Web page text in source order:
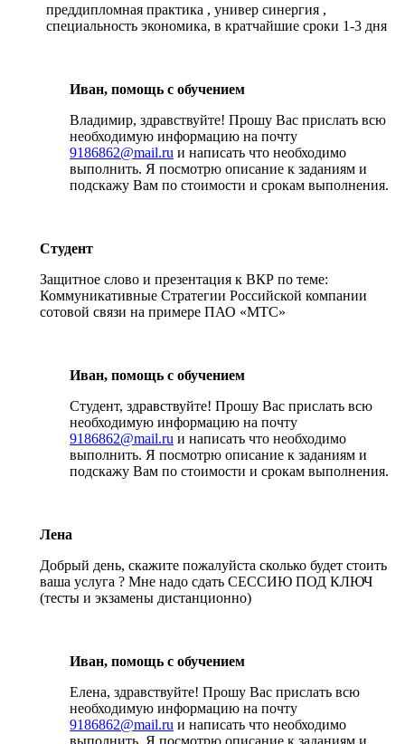
преддипломная практика , универ синергия ,
специальность экономика, в кратчайшие сроки 1-3 дня
Иван, помощь с обучением
Владимир, здравствуйте! Прошу Вас прислать всю
необходимую информацию на почту
9186862@mail.ru и написать что необходимо
выполнить. Я посмотрю описание к заданиям и
подскажу Вам по стоимости и срокам выполнения.
Студент
Защитное слово и презентация к ВКР по теме:
Коммуникативные Стратегии Российской компании
сотовой связи на примере ПАО «МТС»
Иван, помощь с обучением
Студент, здравствуйте! Прошу Вас прислать всю
необходимую информацию на почту
9186862@mail.ru и написать что необходимо
выполнить. Я посмотрю описание к заданиям и
подскажу Вам по стоимости и срокам выполнения.
Лена
Добрый день, скажите пожалуйста сколько будет стоить
ваша услуга ? Мне надо сдать СЕССИЮ ПОД КЛЮЧ
(тесты и экзамены дистанционно)
Иван, помощь с обучением
Елена, здравствуйте! Прошу Вас прислать всю
необходимую информацию на почту
9186862@mail.ru и написать что необходимо
выполнить. Я посмотрю описание к заданиям и